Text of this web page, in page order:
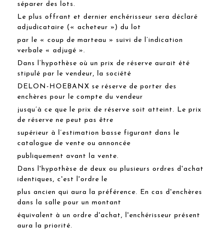
séparer des lots.
Le plus offrant et dernier enchérisseur sera déclaré
adjudicataire (« acheteur ») du lot
par le « coup de marteau » suivi de l’indication
verbale « adjugé ».
Dans l’hypothèse où un prix de réserve aurait été
stipulé par le vendeur, la société
DELON-HOEBANX se réserve de porter des
enchères pour le compte du vendeur
jusqu’à ce que le prix de réserve soit atteint. Le prix
de réserve ne peut pas être
supérieur à l’estimation basse figurant dans le
catalogue de vente ou annoncée
publiquement avant la vente.
Dans l'hypothèse de deux ou plusieurs ordres d'achat
identiques, c'est l'ordre le
plus ancien qui aura la préférence. En cas d'enchères
dans la salle pour un montant
équivalent à un ordre d'achat, l'enchérisseur présent
aura la priorité.